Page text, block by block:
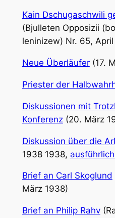
Kain Dschugaschwili
(Bjulleten Opposizii
leninizew) Nr. 65,
Neue Überläufer(17.
Priester der
Diskussionen mit
Konferenz(20. März
Diskussion über die
1938 1938,
Brief an Carl Skoglund
März 1938)
Brief an Philip Rahv